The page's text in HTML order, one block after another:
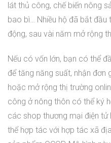
lát thủ công, chế biến nông
bao bì… Nhiều hộ đã bắt
động, sau vài năm mở rộng
Nếu có vốn lớn, bạn có thể
để tăng năng suất, nhận
hoặc mở rộng thị trường
công ở nông thôn có thể ký
các shop thương mại điện
thể hợp tác với hợp tác xã